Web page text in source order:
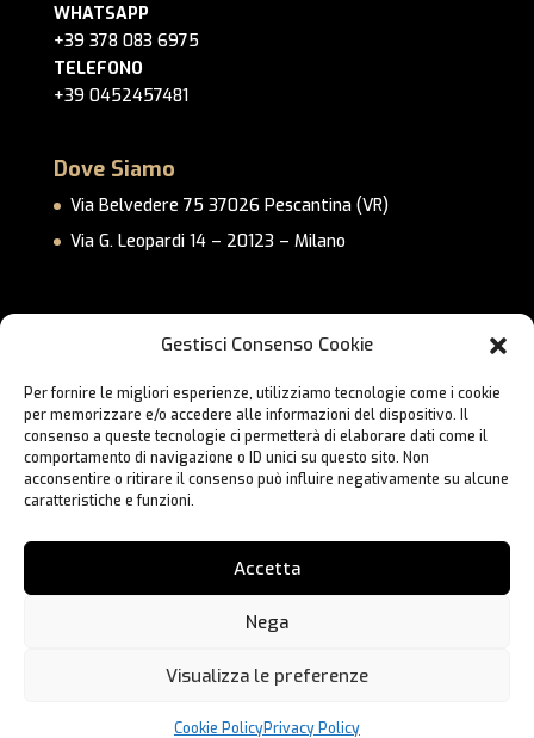
Gestisci Consenso Cookie
Per fornire le migliori esperienze, utilizziamo tecnologie come i cookie
per memorizzare e/o accedere alle informazioni del dispositivo. Il
consenso a queste tecnologie ci permetterà di elaborare dati come il
comportamento di navigazione o ID unici su questo sito. Non
acconsentire o ritirare il consenso può influire negativamente su alcune
caratteristiche e funzioni.
Accetta
Nega
Visualizza le preferenze
Cookie PolicyPrivacy Policy
WHATSAPP
+39 378 083 6975
TELEFONO
+39 0452457481
Dove Siamo
Via Belvedere 75 37026 Pescantina (VR)
Via G. Leopardi 14 – 20123 – Milano
Link Utili
Cookie Policy
Lavora con Noi
Contatti
Webbo.eu
Hai bisogno di aiuto?